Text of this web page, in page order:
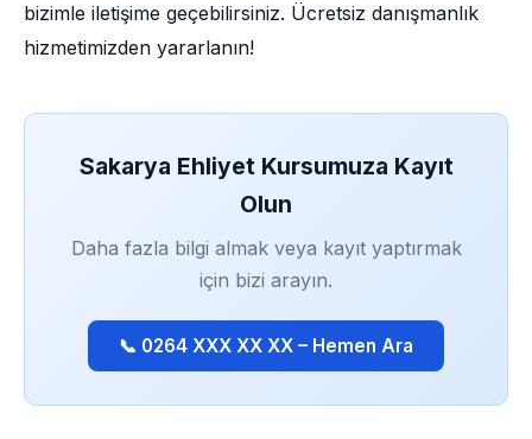
bizimle iletişime geçebilirsiniz. Ücretsiz danışmanlık
hizmetimizden yararlanın!
Sakarya Ehliyet Kursumuza Kayıt
Olun
Daha fazla bilgi almak veya kayıt yaptırmak
için bizi arayın.
📞 0264 XXX XX XX – Hemen Ara